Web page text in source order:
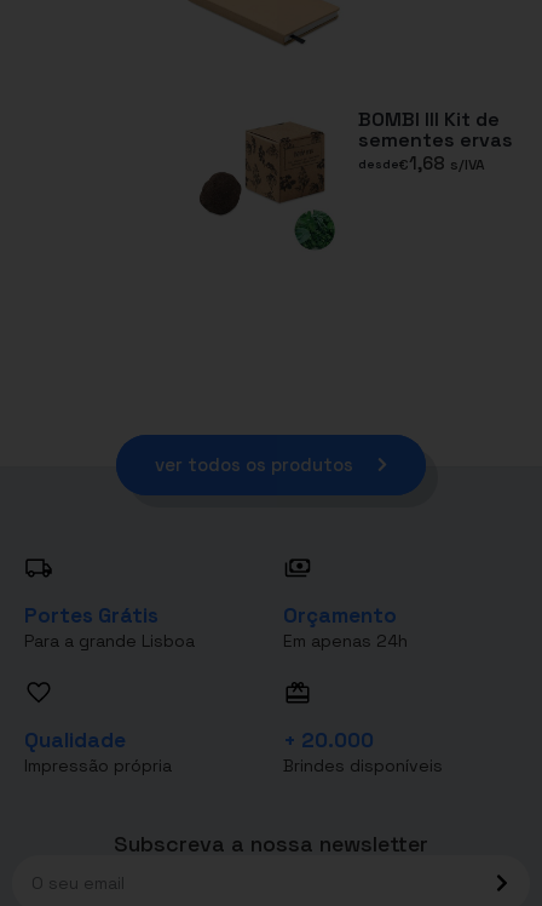
BOMBI III Kit de
sementes ervas
desde€1,68 s/IVA
ver todos os produtos
Portes Grátis
Para a grande Lisboa
Orçamento
Em apenas 24h
Qualidade
Impressão própria
+ 20.000
Brindes disponíveis
Subscreva a nossa newsletter